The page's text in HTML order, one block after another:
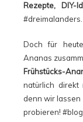
Rezepte, DIY-
#dreimalanders.
Doch für
Ananas
Frühstücks-
natürlich
denn wir lassen
probieren!